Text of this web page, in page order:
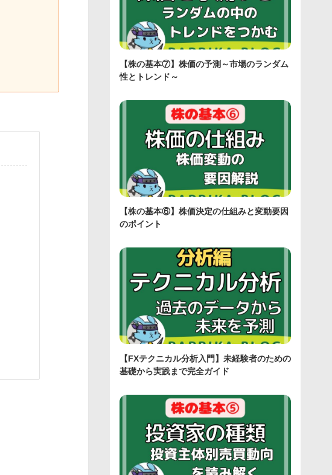
【株の基本⑦】株価の予測～市場のランダム
性とトレンド～
【株の基本⑥】株価決定の仕組みと変動要因
のポイント
【FXテクニカル分析入門】未経験者のための
基礎から実践まで完全ガイド